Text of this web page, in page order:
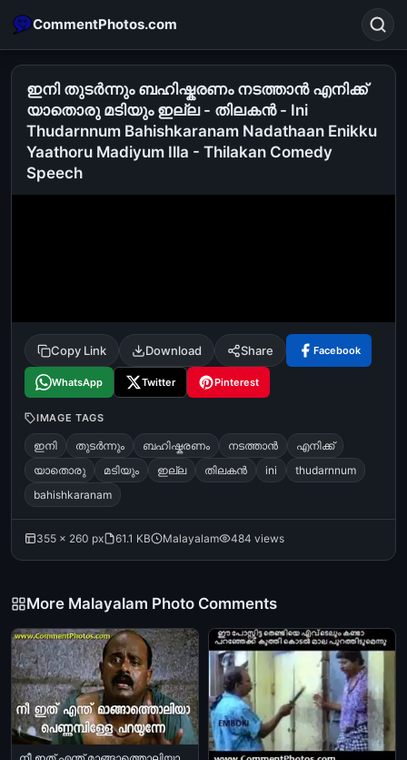
CommentPhotos.com
Search
POPULAR SEARCHES
ഇനി തുടര്‍ന്നും ബഹിഷ്കരണം നടത്താന്‍ എനിക്ക്
യാതൊരു മടിയും ഇല്ല - തിലകന്‍ - Ini
Thudarnnum Bahishkaranam Nadathaan Enikku
Yaathoru Madiyum Illa - Thilakan Comedy
Speech
Copy Link Download Share Facebook
WhatsApp Twitter Pinterest
IMAGE TAGS
ഇനി തുടര്‍ന്നും ബഹിഷ്കരണം നടത്താന്‍
എനിക്ക്
യാതൊരു
മടിയും ഇല്ല തിലകന്‍ ini
thudarnnum
bahishkaranam
355 × 260 px 61.1 KB Malayalam 484 views
More Malayalam Photo Comments